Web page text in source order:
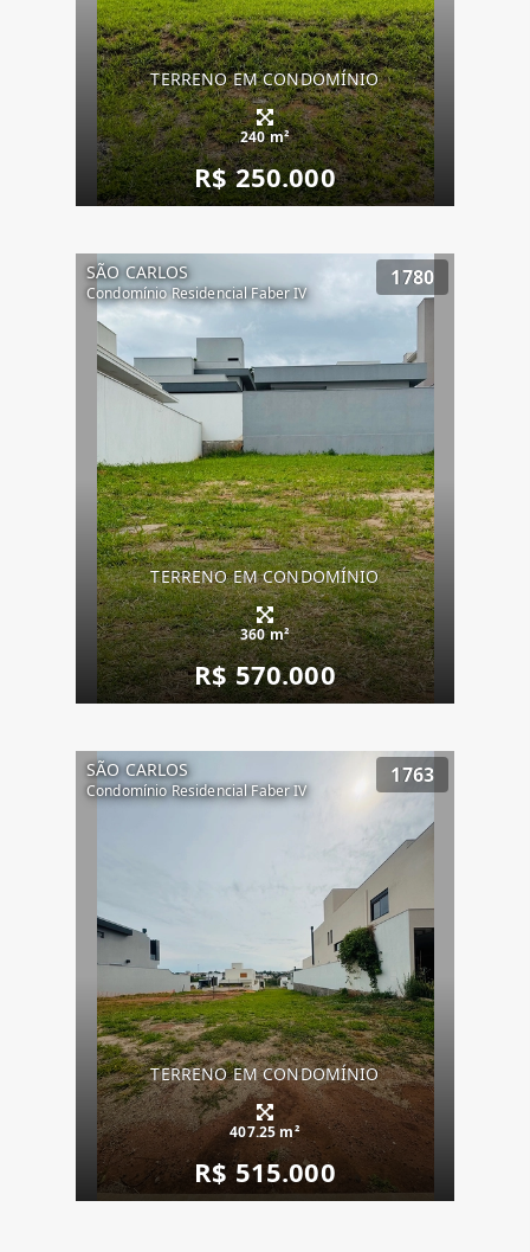
TERRENO EM CONDOMÍNIO
240 m²
R$ 250.000
SÃO CARLOS
Condomínio Residencial Faber IV
1780
TERRENO EM CONDOMÍNIO
360 m²
R$ 570.000
SÃO CARLOS
Condomínio Residencial Faber IV
1763
TERRENO EM CONDOMÍNIO
407.25 m²
R$ 515.000